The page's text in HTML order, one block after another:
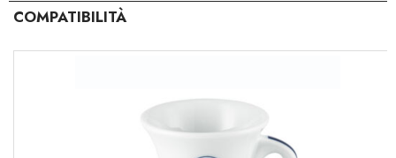
COMPATIBILITÀ